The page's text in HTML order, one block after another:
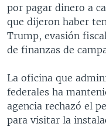
por pagar dinero a
que dijeron haber
Trump, evasión
de finanzas de
La oficina que
federales ha
agencia rechazó el
para visitar la